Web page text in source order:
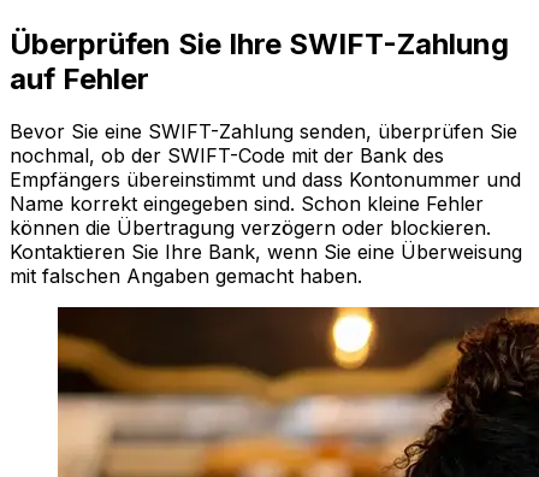
Überprüfen Sie Ihre SWIFT-Zahlung
auf Fehler
Bevor Sie eine SWIFT-Zahlung senden, überprüfen Sie
nochmal, ob der SWIFT-Code mit der Bank des
Empfängers übereinstimmt und dass Kontonummer und
Name korrekt eingegeben sind. Schon kleine Fehler
können die Übertragung verzögern oder blockieren.
Kontaktieren Sie Ihre Bank, wenn Sie eine Überweisung
mit falschen Angaben gemacht haben.